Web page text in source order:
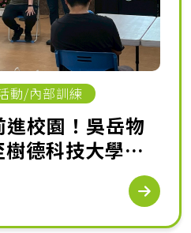
動/內部訓練
校園！吳岳物
德科技大學分